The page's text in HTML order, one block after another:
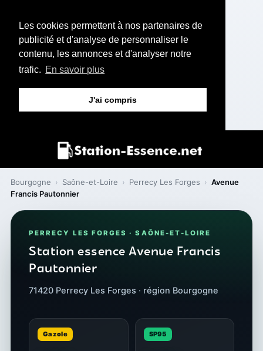
Les cookies permettent à nos partenaires de
publicité et d'analyse de personnaliser le
contenu, les annonces et d'analyser notre
trafic. En savoir plus
J'ai compris
Bourgogne › Saône-et-Loire › Perrecy Les Forges › Avenue
Francis Pautonnier
PERRECY LES FORGES · SAÔNE-ET-LOIRE
Station essence Avenue Francis
Pautonnier
71420 Perrecy Les Forges · région Bourgogne
Gazole SP95